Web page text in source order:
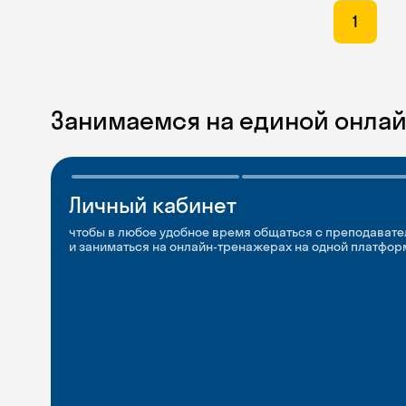
1
Занимаемся на единой
Личный кабинет
чтобы в любое удобное время общаться с
и заниматься на онлайн-тренажерах на одной
Мобильное
приложение
чтобы заниматься и изучать новые слова где и когда
Разговорные клубы
и Talks
Групповые занятия для разговорной практики и